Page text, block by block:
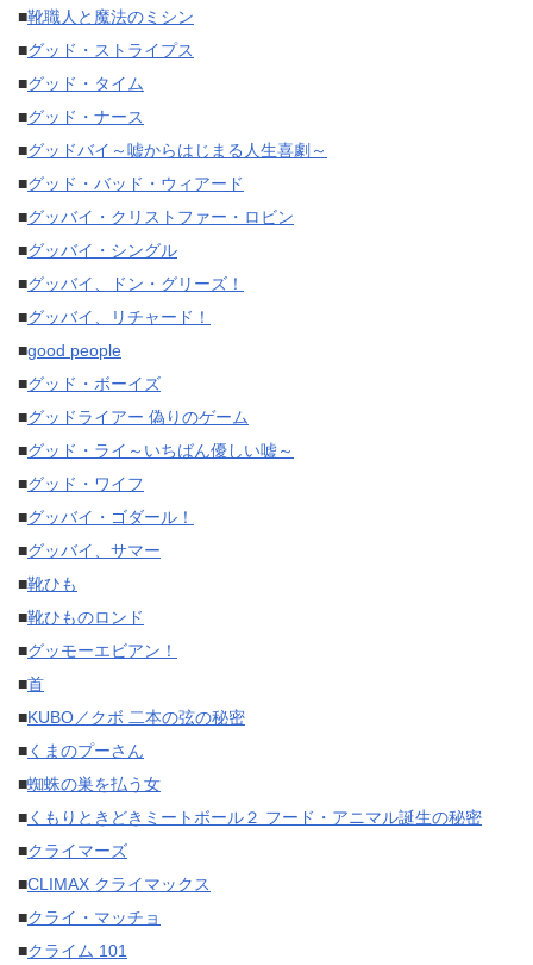
■靴職人と魔法のミシン
■グッド・ストライプス
■グッド・タイム
■グッド・ナース
■グッドバイ～嘘からはじまる人生喜劇～
■グッド・バッド・ウィアード
■グッバイ・クリストファー・ロビン
■グッバイ・シングル
■グッバイ、ドン・グリーズ！
■グッバイ、リチャード！
■good people
■グッド・ボーイズ
■グッドライアー 偽りのゲーム
■グッド・ライ～いちばん優しい嘘～
■グッド・ワイフ
■グッバイ・ゴダール！
■グッバイ、サマー
■靴ひも
■靴ひものロンド
■グッモーエビアン！
■首
■KUBO／クボ 二本の弦の秘密
■くまのプーさん
■蜘蛛の巣を払う女
■くもりときどきミートボール２ フード・アニマル誕生の秘密
■クライマーズ
■CLIMAX クライマックス
■クライ・マッチョ
■クライム 101